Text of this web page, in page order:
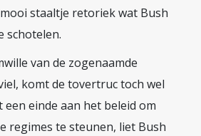
staaltje retoriek wat Bush
schotelen.
van de zogenaamde
komt de tovertruc toch wel
een einde aan het beleid om
regimes te steunen, liet Bush